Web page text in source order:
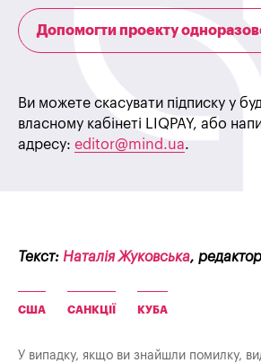
Допомогти проекту
Ви можете скасувати підписку у
власному кабінеті LIQPAY, або
адресу: editor@mind.ua.
Текст: Наталія Жуковська,
США САНКЦІЇ КУБА
У випадку, якщо ви знайшли помилку,